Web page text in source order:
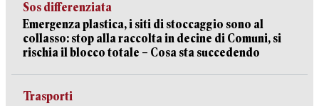
Sos differenziata
Emergenza plastica, i siti di stoccaggio sono al
collasso: stop alla raccolta in decine di Comuni, si
rischia il blocco totale – Cosa sta succedendo
Trasporti